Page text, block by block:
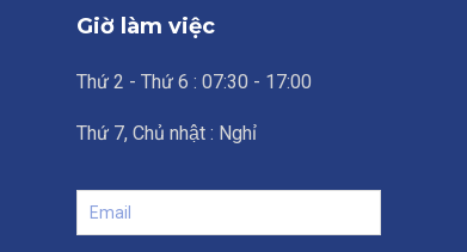
Giờ làm việc
Thứ 2 - Thứ 6 : 07:30 - 17:00
Thứ 7, Chủ nhật : Nghỉ